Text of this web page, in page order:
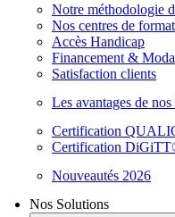
Notre méthodologie
Nos centres de
Accès Handicap
Financement &
Satisfaction clients
Les avantages de
Certification
Certification
Nouveautés 2026
Nos Solutions